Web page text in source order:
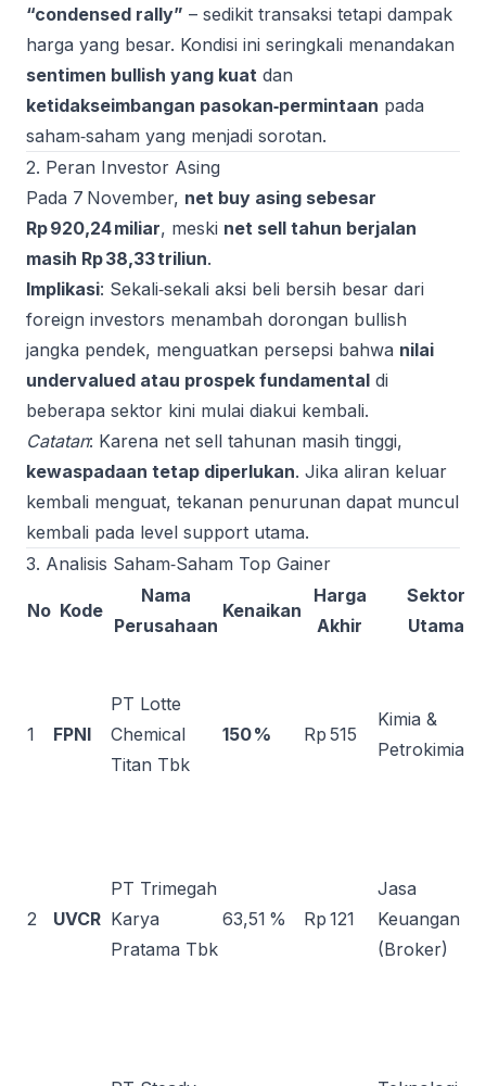
“condensed rally” – sedikit transaksi tetapi dampak
harga yang besar. Kondisi ini seringkali menandakan
sentimen bullish yang kuat dan
ketidakseimbangan pasokan‑permintaan pada
saham‑saham yang menjadi sorotan.
2. Peran Investor Asing
Pada 7 November, net buy asing sebesar
Rp 920,24 miliar, meski net sell tahun berjalan
masih Rp 38,33 triliun.
Implikasi: Sekali‑sekali aksi beli bersih besar dari
foreign investors menambah dorongan bullish
jangka pendek, menguatkan persepsi bahwa nilai
undervalued atau prospek fundamental di
beberapa sektor kini mulai diakui kembali.
Catatan: Karena net sell tahunan masih tinggi,
kewaspadaan tetap diperlukan. Jika aliran keluar
kembali menguat, tekanan penurunan dapat muncul
kembali pada level support utama.
3. Analisis Saham‑Saham Top Gainer
No Kode
Nama
Perusahaan
Kenaikan
Harga
Akhir
Sektor
Utama
1 FPNI
PT Lotte
Chemical
Titan Tbk
150 % Rp 515
Kimia &
Petrokimia
2 UVCR
PT Trimegah
Karya
Pratama Tbk
63,51 % Rp 121
Jasa
Keuangan
(Broker)